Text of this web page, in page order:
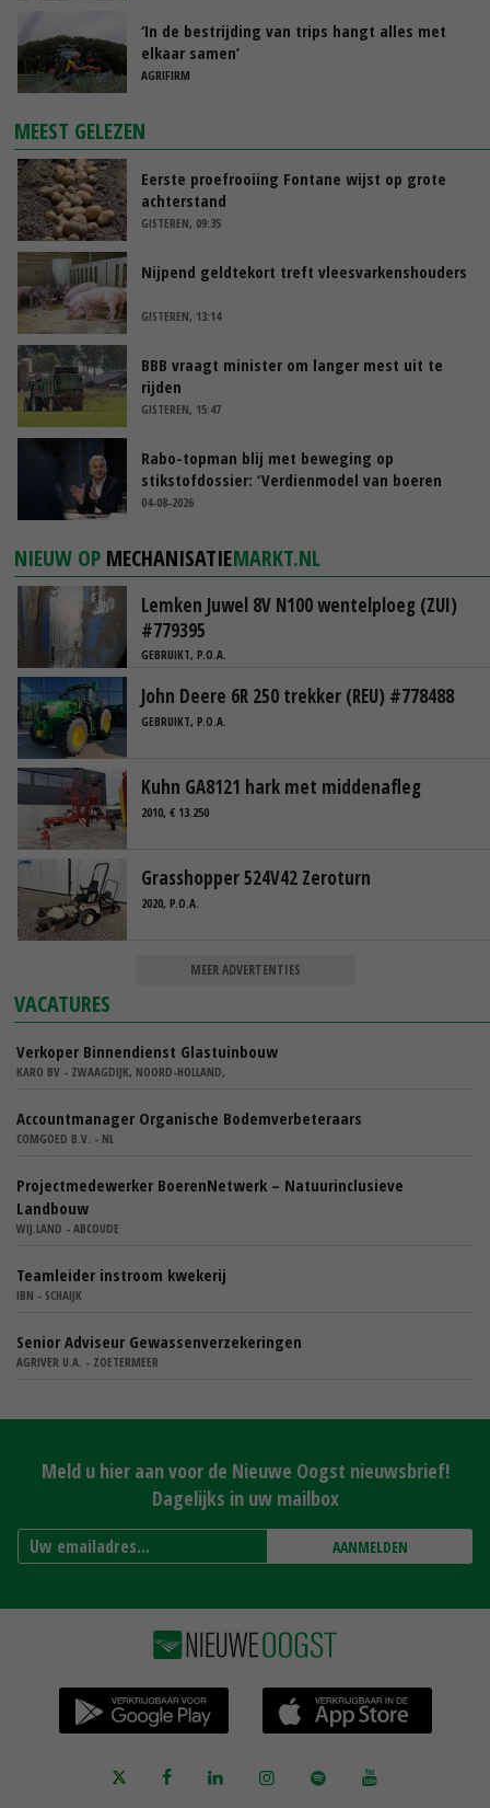
‘In de bestrijding van trips hangt alles met
elkaar samen’
AGRIFIRM
MEEST GELEZEN
Eerste proefrooiing Fontane wijst op grote
achterstand
GISTEREN, 09:35
Nijpend geldtekort treft vleesvarkenshouders
GISTEREN, 13:14
BBB vraagt minister om langer mest uit te
rijden
GISTEREN, 15:47
Rabo-topman blij met beweging op
stikstofdossier: ‘Verdienmodel van boeren
blijft cruciaal’
04-08-2026
NIEUW OP MECHANISATIEMARKT.NL
Lemken Juwel 8V N100 wentelploeg (ZUI)
#779395
GEBRUIKT, P.O.A.
John Deere 6R 250 trekker (REU) #778488
GEBRUIKT, P.O.A.
Kuhn GA8121 hark met middenafleg
2010, € 13.250
Grasshopper 524V42 Zeroturn
2020, P.O.A.
MEER ADVERTENTIES
VACATURES
Verkoper Binnendienst Glastuinbouw
KARO BV - ZWAAGDIJK, NOORD-HOLLAND,
Accountmanager Organische Bodemverbeteraars
COMGOED B.V. - NL
Projectmedewerker BoerenNetwerk – Natuurinclusieve
Landbouw
WIJ.LAND - ABCOUDE
Teamleider instroom kwekerij
IBN - SCHAIJK
Senior Adviseur Gewassenverzekeringen
AGRIVER U.A. - ZOETERMEER
Meld u hier aan voor de Nieuwe Oogst nieuwsbrief!
Dagelijks in uw mailbox
AANMELDEN